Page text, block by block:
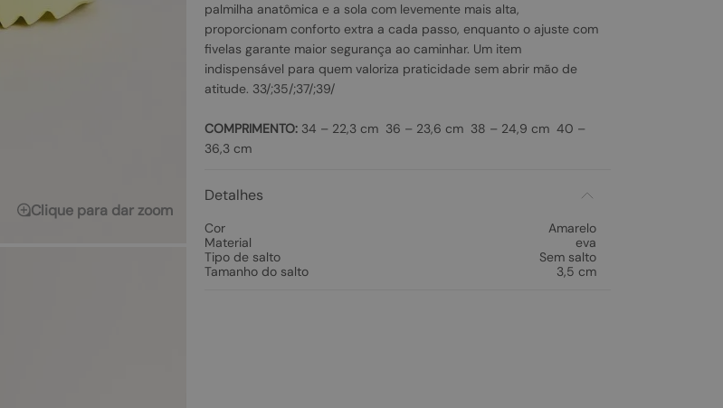
Clique para dar zoom
palmilha anatômica e a sola com levemente mais alta,
proporcionam conforto extra a cada passo, enquanto o ajuste com
fivelas garante maior segurança ao caminhar. Um item
indispensável para quem valoriza praticidade sem abrir mão de
atitude. 33/;35/;37/;39/
COMPRIMENTO:34 – 22,3 cm 36 – 23,6 cm 38 – 24,9 cm 40 –
36,3 cm
Detalhes
Cor
Amarelo
Material
eva
Tipo de salto
Sem salto
Tamanho do salto
3,5 cm